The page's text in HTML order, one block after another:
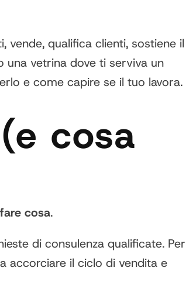
qualifica clienti, sostiene il
una vetrina dove ti serviva un
e come capire se il tuo lavora.
cosa
cosa.
di consulenza qualificate. Per
accorciare il ciclo di vendita e